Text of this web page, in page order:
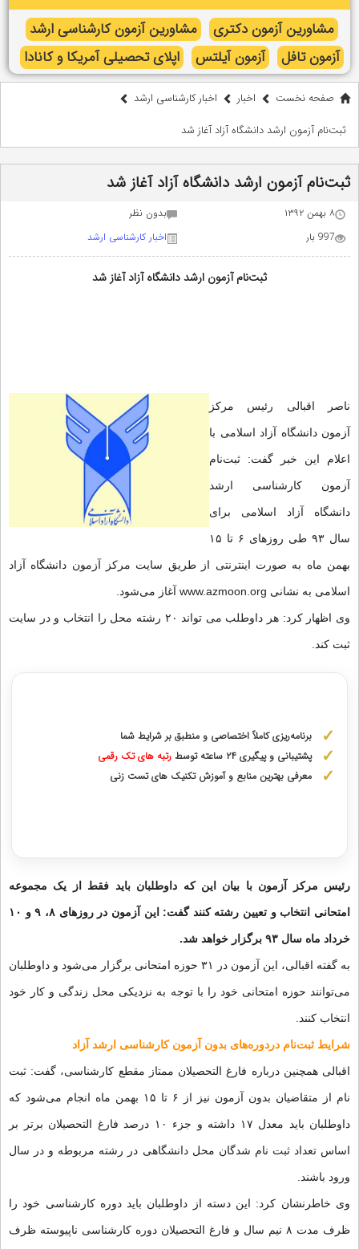
مشاورین آزمون دکتری
مشاورین آزمون کارشناسی ارشد
آزمون تافل
آزمون آیلتس اپلای تحصیلی آمریکا و کانادا
صفحه نخست اخبار
اخبار کارشناسی ارشد
ثبت‌نام آزمون ارشد دانشگاه آزاد آغاز شد
ثبت‌نام آزمون ارشد دانشگاه آزاد آغاز شد
۸ بهمن ۱۳۹۲
بدون نظر
997 بار
اخبار کارشناسی ارشد
ثبت‌نام آزمون ارشد دانشگاه آزاد آغاز شد
ناصر اقبالی رئیس مرکز
آزمون دانشگاه آزاد اسلامی با
اعلام این خبر گفت: ثبت‌نام
آزمون کارشناسی ارشد
دانشگاه آزاد اسلامی برای
سال ۹۳ طی روزهای ۶ تا ۱۵
بهمن ماه به صورت اینترنتی از طریق سایت مرکز آزمون دانشگاه آزاد
اسلامی به نشانی www.azmoon.org آغاز می‌شود.
وی اظهار کرد: هر داوطلب می تواند ۲۰ رشته محل را انتخاب و در سایت
ثبت کند.
برنامه‌ریزی کاملاً اختصاصی و منطبق بر شرایط شما
پشتیبانی و پیگیری ۲۴ ساعته توسط
رتبه‌ های تک رقمی
معرفی بهترین منابع و آموزش تکنیک های تست زنی
رئیس مرکز آزمون با بیان این که داوطلبان باید فقط از یک مجموعه
امتحانی انتخاب و تعیین رشته کنند گفت: این آزمون در روزهای ۸، ۹ و ۱۰
خرداد ماه سال ۹۳ برگزار خواهد شد.
به گفته اقبالی، این آزمون در ۳۱ حوزه امتحانی برگزار می‌شود و داوطلبان
می‌توانند حوزه امتحانی خود را با توجه به نزدیکی محل زندگی و کار خود
انتخاب کنند.
شرایط ثبت‌نام دردوره‌های بدون آزمون کارشناسی ارشد آزاد
اقبالی همچنین درباره فارغ التحصیلان ممتاز مقطع کارشناسی، گفت: ثبت
نام از متقاضیان بدون آزمون نیز از ۶ تا ۱۵ بهمن ماه انجام می‌شود که
داوطلبان باید معدل ۱۷ داشته و جزء ۱۰ درصد فارغ التحصیلان برتر بر
اساس تعداد ثبت نام شدگان محل دانشگاهی در رشته مربوطه و در سال
ورود باشند.
وی خاطرنشان کرد: این دسته از داوطلبان باید دوره کارشناسی خود را
ظرف مدت ۸ نیم سال و فارغ التحصیلان دوره کارشناسی ناپیوسته ظرف